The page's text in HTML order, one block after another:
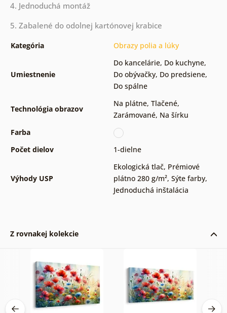
4. Jednoduchá montáž
5. Zabalené do odolnej kartónovej krabice
Kategória Obrazy polia a lúky
Umiestnenie
Do kancelárie, Do kuchyne,
Do obývačky, Do predsiene,
Do spálne
Technológia obrazov
Na plátne, Tlačené,
Zarámované, Na šírku
Farba
Počet dielov
1-dielne
Výhody USP
Ekologická tlač, Prémiové
plátno 280 g/m², Sýte farby,
Jednoduchá inštalácia
Z rovnakej kolekcie